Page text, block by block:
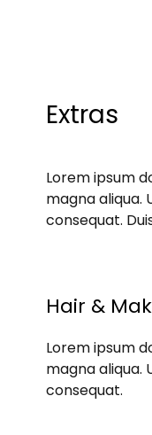
Extras
Lorem ipsum
magna aliqua.
consequat.
Hair &
Lorem ipsum
magna aliqua.
consequat.